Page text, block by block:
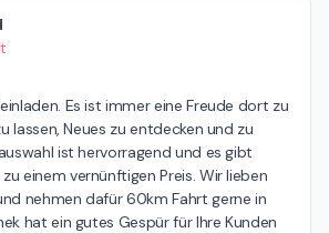
Es ist immer eine Freude dort zu
lassen, Neues zu entdecken und zu
ist hervorragend und es gibt
einem vernünftigen Preis. Wir lieben
nehmen dafür 60km Fahrt gerne in
hat ein gutes Gespür für Ihre Kunden